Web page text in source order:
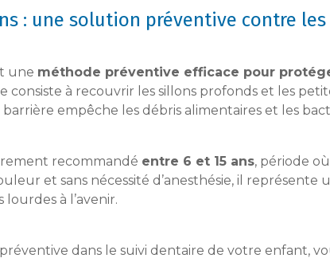
: une solution préventive contre les
une méthode préventive efficace pour
consiste à recouvrir les sillons profonds et les
empêche les débris alimentaires et les
recommandé entre 6 et 15 ans, période
et sans nécessité d’anesthésie, il
à l’avenir.
dans le suivi dentaire de votre enfant,